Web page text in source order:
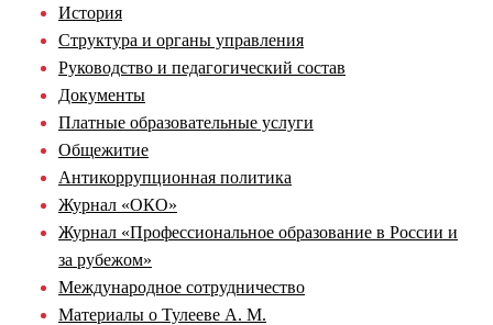
История
Структура и органы управления
Руководство и педагогический состав
Документы
Платные образовательные услуги
Общежитие
Антикоррупционная политика
Журнал «ОКО»
Журнал «Профессиональное образование в России и
за рубежом»
Международное сотрудничество
Материалы о Тулееве А. М.